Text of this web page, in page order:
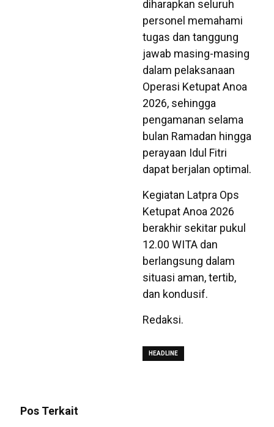
diharapkan seluruh
personel memahami
tugas dan tanggung
jawab masing-masing
dalam pelaksanaan
Operasi Ketupat Anoa
2026, sehingga
pengamanan selama
bulan Ramadan hingga
perayaan Idul Fitri
dapat berjalan optimal.
Kegiatan Latpra Ops
Ketupat Anoa 2026
berakhir sekitar pukul
12.00 WITA dan
berlangsung dalam
situasi aman, tertib,
dan kondusif.
Redaksi.
HEADLINE
Pos Terkait